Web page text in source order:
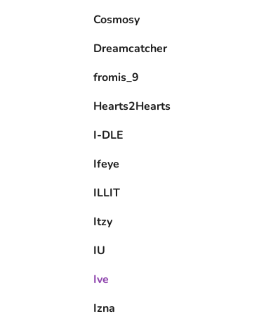
Cosmosy
Dreamcatcher
fromis_9
Hearts2Hearts
I-DLE
Ifeye
ILLIT
Itzy
IU
Ive
Izna